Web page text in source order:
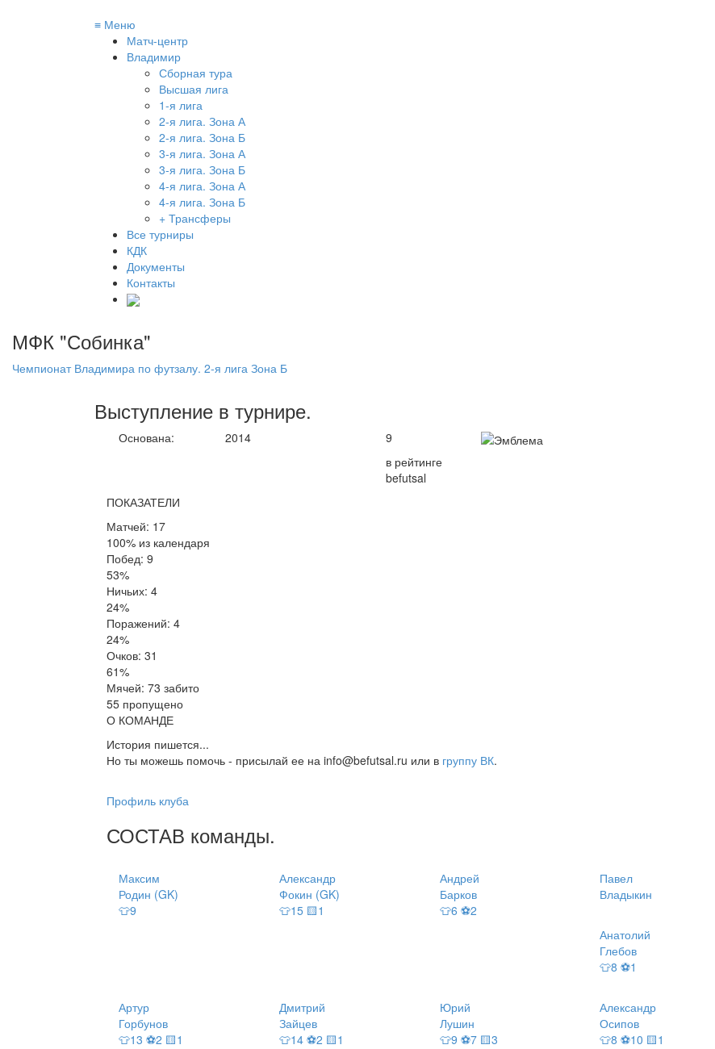
≡ Меню
Матч-центр
Владимир
Сборная тура
Высшая лига
1-я лига
2-я лига. Зона А
2-я лига. Зона Б
3-я лига. Зона А
3-я лига. Зона Б
4-я лига. Зона А
4-я лига. Зона Б
+ Трансферы
Все турниры
КДК
Документы
Контакты
МФК "Собинка"
Чемпионат Владимира по футзалу. 2-я лига Зона Б
Выступление в турнире.
Основана: 2014
9
в рейтинге
befutsal
ПОКАЗАТЕЛИ
Матчей: 17
100% из календаря
Побед: 9
53%
Ничьих: 4
24%
Поражений: 4
24%
Очков: 31
61%
Мячей: 73 забито
55 пропущено
О КОМАНДЕ
История пишется...
Но ты можешь помочь - присылай ее на info@befutsal.ru или в группу ВК.
Профиль клуба
СОСТАВ команды.
Максим
Родин (GK)
👕9
Александр
Фокин (GK)
👕15 🟨1
Андрей
Барков
👕6 ⚽2
Павел
Владыкин
Анатолий
Глебов
👕8 ⚽1
Артур
Горбунов
👕13 ⚽2 🟨1
Дмитрий
Зайцев
👕14 ⚽2 🟨1
Юрий
Лушин
👕9 ⚽7 🟨3
Александр
Осипов
👕8 ⚽10 🟨1